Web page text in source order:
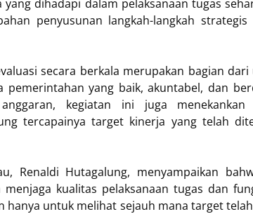
dihadapi dalam pelaksanaan tugas
penyusunan langkah-langkah strategis
secara berkala merupakan bagian dari
pemerintahan yang baik, akuntabel, dan
kegiatan ini juga menekankan
tercapainya target kinerja yang telah
Renaldi Hutagalung, menyampaikan
kualitas pelaksanaan tugas dan
hanya untuk melihat sejauh mana target